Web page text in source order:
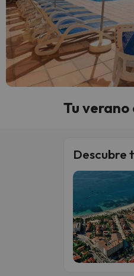
Tu
Descubre